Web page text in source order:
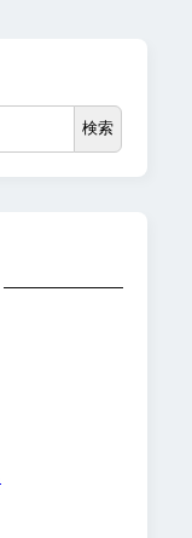
検索